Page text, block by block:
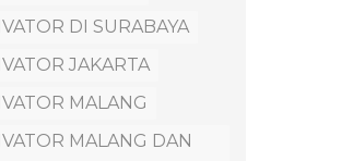
DI SURABAYA
JAKARTA
MALANG
MALANG DAN